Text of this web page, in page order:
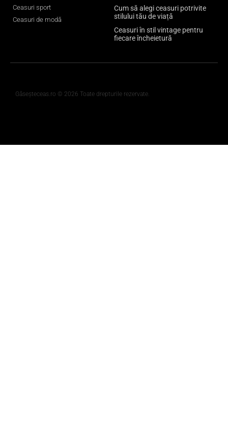
Ceasuri sport
Ceasuri de modă
Cum să alegi ceasuri potrivite
stilului tău de viață
Ceasuri în stil vintage pentru
fiecare încheietură
Găseșteceas.ro © 2026 Toate drepturile rezervate.